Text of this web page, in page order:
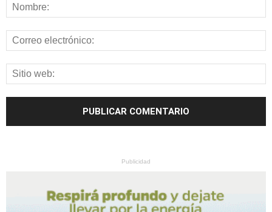
Publicidad